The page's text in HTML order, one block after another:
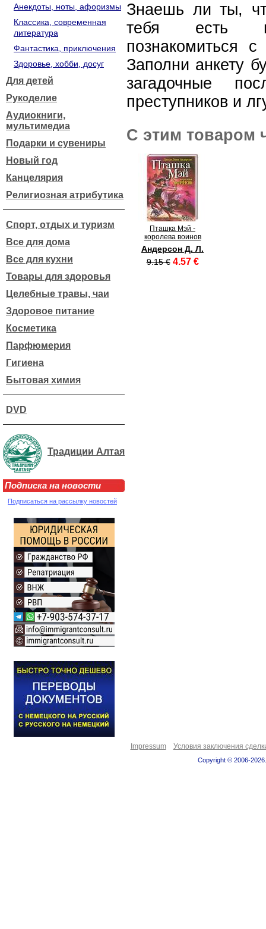
Анекдоты, ноты, афоризмы
Классика, современная
литература
Фантастика, приключения
Здоровье, хобби, досуг
Для детей
Рукоделие
Аудиокниги,
мультимедиа
Подарки и сувениры
Новый год
Канцелярия
Религиозная атрибутика
Спорт, отдых и туризм
Все для дома
Все для кухни
Товары для здоровья
Целебные травы, чаи
Здоровое питание
Косметика
Парфюмерия
Гигиена
Бытовая химия
DVD
Традиции Алтая
Подписка на новости
Подписаться на рассылку новостей
Знаешь ли ты,
тебя есть
познакомиться
Заполни анкету
загадочные
преступников и
С этим товаром
Пташка Мэй -
королева воинов
Андерсон Д. Л.
9.15 € 4.57 €
Impressum Условия заключения
Copyright © 2006-